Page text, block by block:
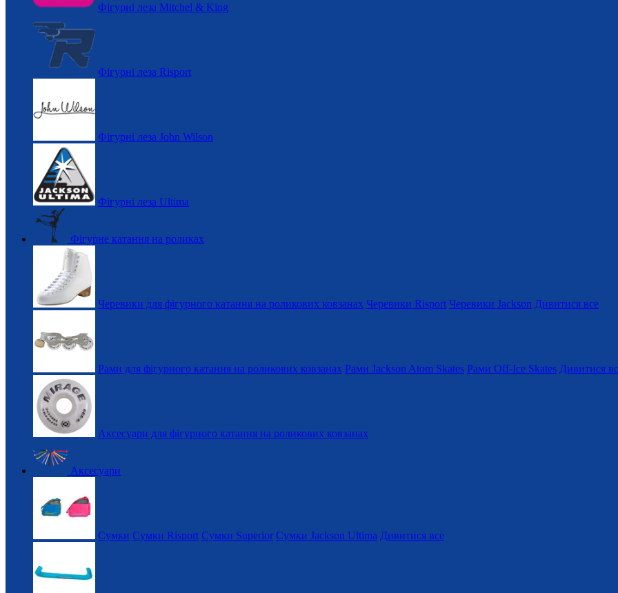
Фігурні леза Mitchel & King
Фігурні леза Risport
Фігурні леза John Wilson
Фігурні леза Ultima
Фігурне катання на роликах
Черевики для фігурного катання на роликових ковзанах Черевики Risport Черевики Jackson Дивитися все
Рами для фігурного катання на роликових ковзанах Рами Jackson Atom Skates Рами Off-Ice Skates Дивитися
Аксесуари для фігурного катання на роликових ковзанах
Аксесуари
Сумки Сумки Risport Сумки Superior Сумки Jackson Ultima Дивитися все